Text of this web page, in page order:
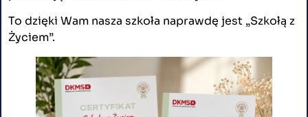
To dzięki Wam nasza szkoła naprawdę jest „Szkołą z
Życiem”.